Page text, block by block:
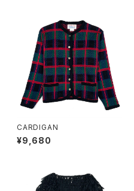
CARDIGAN
¥9,680